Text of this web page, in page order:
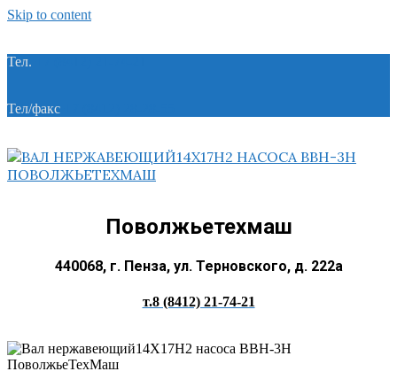
Skip to content
Тел.
Тел/факс
Поволжьетехмаш
440068, г. Пенза, ул. Терновского, д. 222а
т.8 (8412) 21-74-21